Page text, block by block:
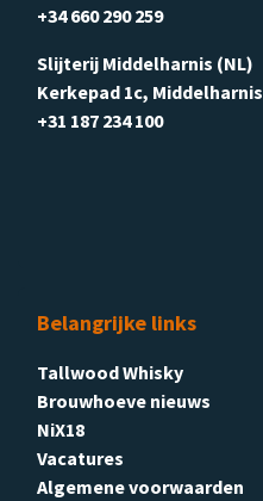
+34 660 290 259
Slijterij Middelharnis (NL)
Kerkepad 1c, Middelharnis
+31 187 234 100
Belangrijke links
Tallwood Whisky
Brouwhoeve nieuws
NiX18
Vacatures
Algemene voorwaarden